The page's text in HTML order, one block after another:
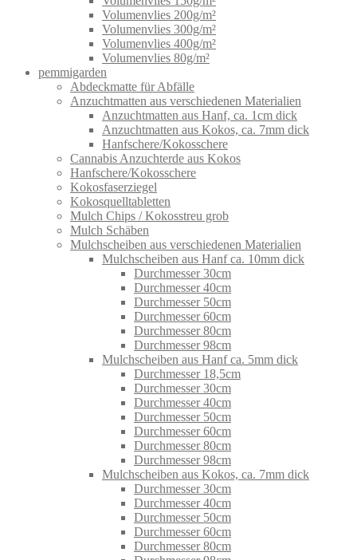
Volumenvlies 200g/m²
Volumenvlies 300g/m²
Volumenvlies 400g/m²
Volumenvlies 80g/m²
pemmigarden
Abdeckmatte für Abfälle
Anzuchtmatten aus verschiedenen Materialien
Anzuchtmatten aus Hanf, ca. 1cm dick
Anzuchtmatten aus Kokos, ca. 7mm dick
Hanfschere/Kokosschere
Cannabis Anzuchterde aus Kokos
Hanfschere/Kokosschere
Kokosfaserziegel
Kokosquelltabletten
Mulch Chips / Kokosstreu grob
Mulch Schäben
Mulchscheiben aus verschiedenen Materialien
Mulchscheiben aus Hanf ca. 10mm dick
Durchmesser 30cm
Durchmesser 40cm
Durchmesser 50cm
Durchmesser 60cm
Durchmesser 80cm
Durchmesser 98cm
Mulchscheiben aus Hanf ca. 5mm dick
Durchmesser 18,5cm
Durchmesser 30cm
Durchmesser 40cm
Durchmesser 50cm
Durchmesser 60cm
Durchmesser 80cm
Durchmesser 98cm
Mulchscheiben aus Kokos, ca. 7mm dick
Durchmesser 30cm
Durchmesser 40cm
Durchmesser 50cm
Durchmesser 60cm
Durchmesser 80cm